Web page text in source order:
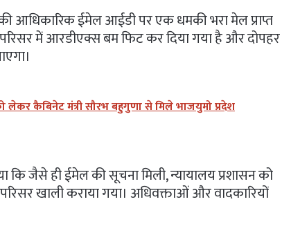
आधिकारिक ईमेल आईडी पर एक धमकी भरा मेल प्राप्त
में आरडीएक्स बम फिट कर दिया गया है और दोपहर
कैबिनेट मंत्री सौरभ बहुगुणा से मिले भाजयुमो प्रदेश
कि जैसे ही ईमेल की सूचना मिली, न्यायालय प्रशासन को
खाली कराया गया। अधिवक्ताओं और वादकारियों